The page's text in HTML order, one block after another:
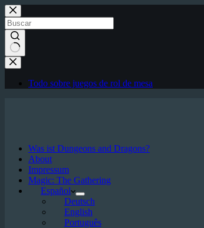
Saltar
al
contenido
Sin
resultados
Todo sobre juegos de rol de mesa
Was ist Dungeons and Dragons?
About
Impressum
Magic: The Gathering
Español
Deutsch
English
Português